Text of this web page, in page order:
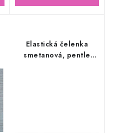
Elastická čelenka
smetanová, pentle